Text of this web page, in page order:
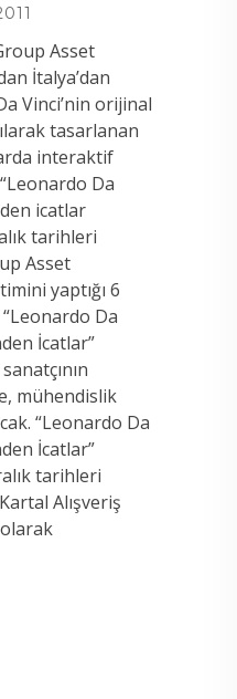
Asset
İtalya’dan
Vinci’nin orijinal
tasarlanan
interaktif
Da
icatlar
tarihleri
Asset
yaptığı 6
Da
İcatlar”
mühendislik
“Leonardo Da
İcatlar”
tarihleri
Alışveriş